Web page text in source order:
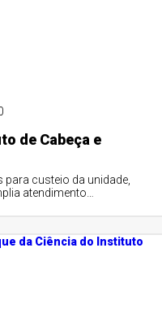
de Cabeça e
custeio da unidade,
atendimento